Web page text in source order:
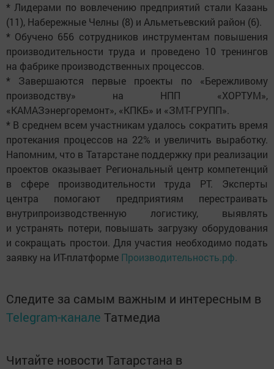
* Лидерами по вовлечению предприятий стали Казань
(11), Набережные Челны (8) и Альметьевский район (6).
* Обучено 656 сотрудников инструментам повышения
производительности труда и проведено 10 тренингов
на фабрике производственных процессов.
* Завершаются первые проекты по «Бережливому
производству» на НПП «ХОРТУМ»,
«КАМАЗэнергоремонт», «КПКБ» и «ЗМТ-ГРУПП».
* В среднем всем участникам удалось сократить время
протекания процессов на 22% и увеличить выработку.
Напомним, что в Татарстане поддержку при реализации
проектов оказывает Региональный центр компетенций
в сфере производительности труда РТ. Эксперты
центра помогают предприятиям перестраивать
внутрипроизводственную логистику, выявлять
и устранять потери, повышать загрузку оборудования
и сокращать простои. Для участия необходимо подать
заявку на ИТ-платформе Производительность.рф.
Следите за самым важным и интересным в
Telegram-канале Татмедиа
Читайте новости Татарстана в